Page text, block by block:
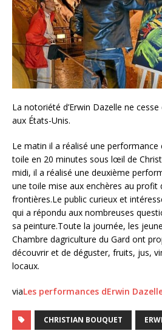
La notoriété d’Erwin Dazelle ne
aux États-Unis.
Le matin il a réalisé une
toile en 20 minutes sous lœil de
midi, il a réalisé une deuxième
une toile mise aux enchères au profit
frontières.Le public curieux et
qui a répondu aux nombreuses
sa peinture.Toute la journée, les
Chambre dagriculture du Gard ont
découvrir et de déguster, fruits, jus,
locaux.
viaLes performances dErwin
CHRISTIAN BOUQUET